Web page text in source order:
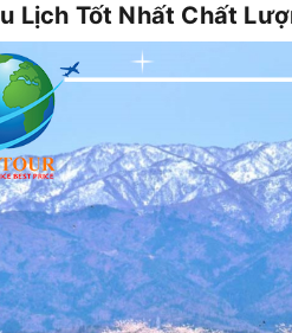
Lịch Tốt Nhất Chất